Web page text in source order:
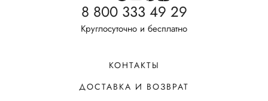
8 800 333 49 29
Круглосуточно и бесплатно
КОНТАКТЫ
ДОСТАВКА И ВОЗВРАТ